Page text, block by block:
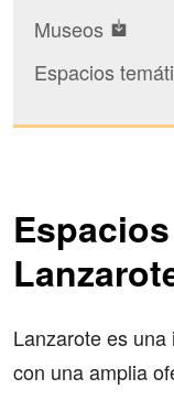
Museos
Espacios
Lanzarote es
con una amplia